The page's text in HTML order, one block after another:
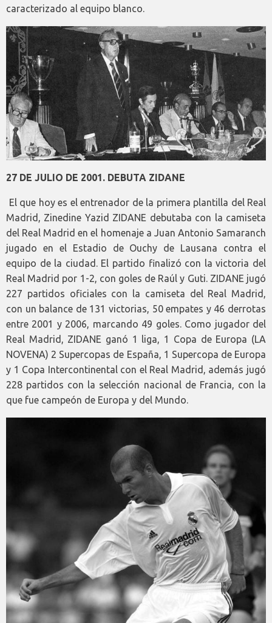
caracterizado al equipo blanco.
27 DE JULIO DE 2001. DEBUTA ZIDANE
El que hoy es el entrenador de la primera plantilla del Real
Madrid, Zinedine Yazid ZIDANE debutaba con la camiseta
del Real Madrid en el homenaje a Juan Antonio Samaranch
jugado en el Estadio de Ouchy de Lausana contra el
equipo de la ciudad. El partido finalizó con la victoria del
Real Madrid por 1-2, con goles de Raúl y Guti. ZIDANE jugó
227 partidos oficiales con la camiseta del Real Madrid,
con un balance de 131 victorias, 50 empates y 46 derrotas
entre 2001 y 2006, marcando 49 goles. Como jugador del
Real Madrid, ZIDANE ganó 1 liga, 1 Copa de Europa (LA
NOVENA) 2 Supercopas de España, 1 Supercopa de Europa
y 1 Copa Intercontinental con el Real Madrid, además jugó
228 partidos con la selección nacional de Francia, con la
que fue campeón de Europa y del Mundo.